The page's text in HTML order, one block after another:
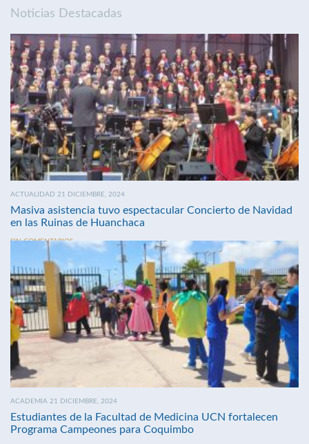
Noticias Destacadas
ACTUALIDAD 21 DICIEMBRE, 2024
Masiva asistencia tuvo espectacular Concierto de Navidad
en las Ruinas de Huanchaca
SIN COMENTARIOS
ACADEMIA 21 DICIEMBRE, 2024
Estudiantes de la Facultad de Medicina UCN fortalecen
Programa Campeones para Coquimbo